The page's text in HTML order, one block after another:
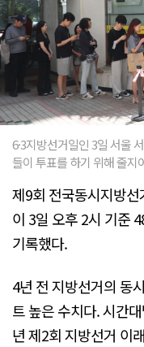
6·3지방선거일인 3일 서울
들이 투표를 하기 위해 줄지
제9회 전국동시지방
이 3일 오후 2시 기준
기록했다.
4년 전 지방선거의 동
트 높은 수치다. 시간
년 제2회 지방선거 이